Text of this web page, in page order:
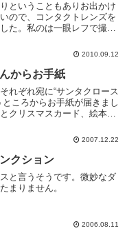
ということもありお出かけ
ので、コンタクトレンズを
た。私のは一眼レフで撮影
タクトレンズはしない（普段
てが、ずっと...
2010.09.12
からお手紙
れぞれ宛に“サンタクロース
ところからお手紙が届きまし
クリスマスカード、絵本、
に南斗は「サンタさんおうち
ョンピョ...
2007.12.22
クション
と言うそうです。微妙なダ
まりません。
2006.08.11